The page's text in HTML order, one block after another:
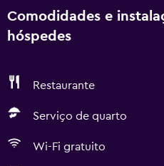
Comodidades e
hóspedes
Restaurante
Serviço de quarto
Wi-Fi gratuito